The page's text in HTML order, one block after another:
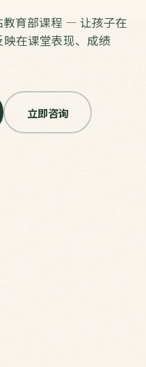
教育部课程 — 让孩子在
在课堂表现、成绩
立即咨询